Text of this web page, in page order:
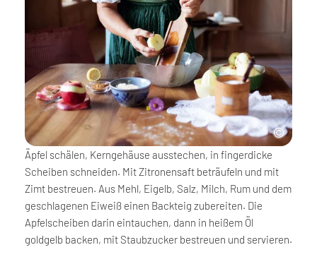
Äpfel schälen, Kerngehäuse ausstechen, in fingerdicke
Scheiben schneiden. Mit Zitronensaft beträufeln und mit
Zimt bestreuen. Aus Mehl, Eigelb, Salz, Milch, Rum und dem
geschlagenen Eiweiß einen Backteig zubereiten. Die
Apfelscheiben darin eintauchen, dann in heißem Öl
goldgelb backen, mit Staubzucker bestreuen und servieren.